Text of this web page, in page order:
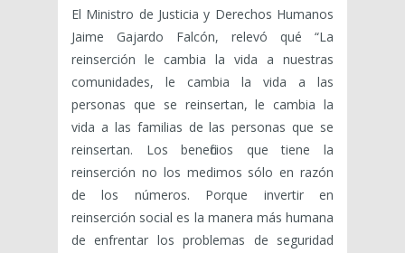
El Ministro de Justicia y Derechos Humanos
Jaime Gajardo Falcón, relevó qué “La
reinserción le cambia la vida a nuestras
comunidades, le cambia la vida a las
personas que se reinsertan, le cambia la
vida a las familias de las personas que se
reinsertan. Los beneficios que tiene la
reinserción no los medimos sólo en razón
de los números. Porque invertir en
reinserción social es la manera más humana
de enfrentar los problemas de seguridad